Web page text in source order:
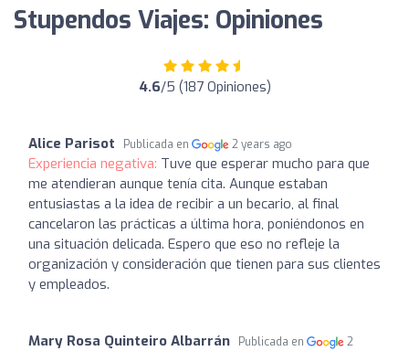
Stupendos Viajes: Opiniones
4.6/5 (187 Opiniones)
Alice Parisot Publicada en 2 years ago
Experiencia negativa: Tuve que esperar mucho para que
me atendieran aunque tenía cita. Aunque estaban
entusiastas a la idea de recibir a un becario, al final
cancelaron las prácticas a última hora, poniéndonos en
una situación delicada. Espero que eso no refleje la
organización y consideración que tienen para sus clientes
y empleados.
Mary Rosa Quinteiro Albarrán Publicada en
2